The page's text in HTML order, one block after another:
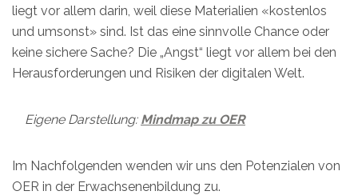
liegt vor allem darin, weil diese Materialien «kostenlos
und umsonst» sind. Ist das eine sinnvolle Chance oder
keine sichere Sache? Die „Angst“ liegt vor allem bei den
Herausforderungen und Risiken der digitalen Welt.
Eigene Darstellung: Mindmap zu OER
Im Nachfolgenden wenden wir uns den Potenzialen von
OER in der Erwachsenenbildung zu.